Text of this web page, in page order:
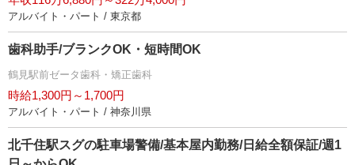
アルバイト・パート / 東京都
歯科助手/ブランクOK・短時間OK
鶴見駅前ゼータ歯科・矯正歯科
時給1,300円～1,700円
アルバイト・パート / 神奈川県
北千住駅スグの駐車場警備/基本屋内勤務/日給全額保証/週1